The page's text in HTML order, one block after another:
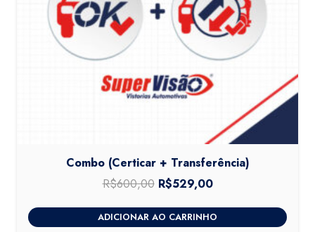
Combo (Certicar + Transferência)
R$600,00 O
preço
original
R$529,00O
preço
atual
ADICIONAR AO CARRINHO